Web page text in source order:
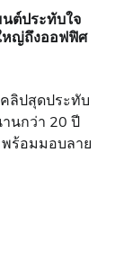
นต์ประทับใจ
หญ่ถึงออฟฟิศ
ลิปสุดประทับ
นกว่า 20 ปี
ร้อมมอบลาย